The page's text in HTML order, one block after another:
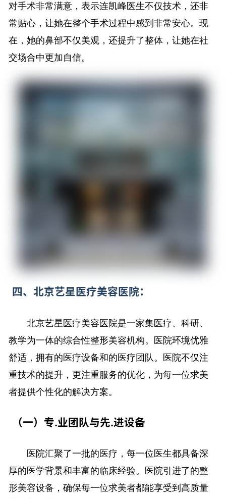
对手术非常满意，表示连凯峰医生不仅技术，还非
常贴心，让她在整个手术过程中感到非常安心。现
在，她的鼻部不仅美观，还提升了整体，让她在社
交场合中更加自信。
四、北京艺星医疗美容医院：
北京艺星医疗美容医院是一家集医疗、科研、
教学为一体的综合性整形美容机构。医院环境优雅
舒适，拥有的医疗设备和的医疗团队。医院不仅注
重技术的提升，更注重服务的优化，为每一位求美
者提供个性化的解决方案。
（一）专.业团队与先.进设备
医院汇聚了一批的医疗，每一位医生都具备深
厚的医学背景和丰富的临床经验。医院引进了的整
形美容设备，确保每一位求美者都能享受到高质量